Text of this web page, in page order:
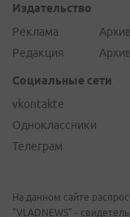
Издательство
Реклама
Редакция
Социальные сети
vkontakte
Одноклассники
Телеграм
На данном сайте
"VLADNEWS" -